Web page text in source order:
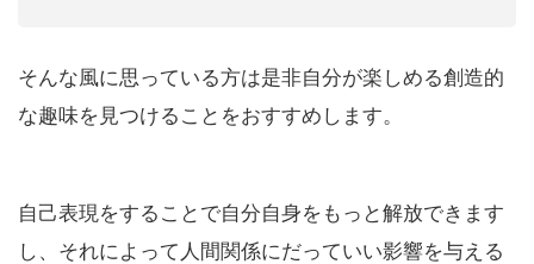
そんな風に思っている方は是非自分が楽しめる創造的
な趣味を見つけることをおすすめします。
自己表現をすることで自分自身をもっと解放できます
し、それによって人間関係にだっていい影響を与える